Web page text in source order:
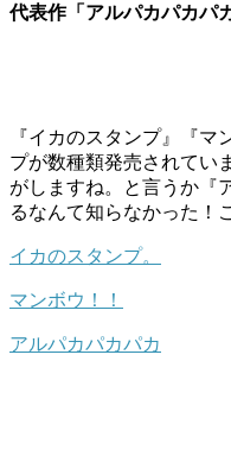
代表作「アルパカパカパ
『イカのスタンプ』『
プが数種類発売されてい
がしますね。と言うか『
るなんて知らなかった！
イカのスタンプ。
マンボウ！！
アルパカパカパカ